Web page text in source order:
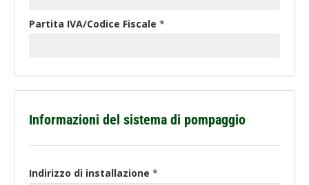
Partita IVA/Codice Fiscale *
Informazioni del sistema di pompaggio
di
Indirizzo di installazione *